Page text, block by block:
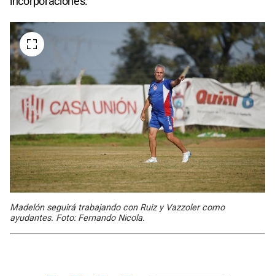
Madelón seguirá trabajando con Ruiz y Vazzoler como
ayudantes. Foto: Fernando Nicola.